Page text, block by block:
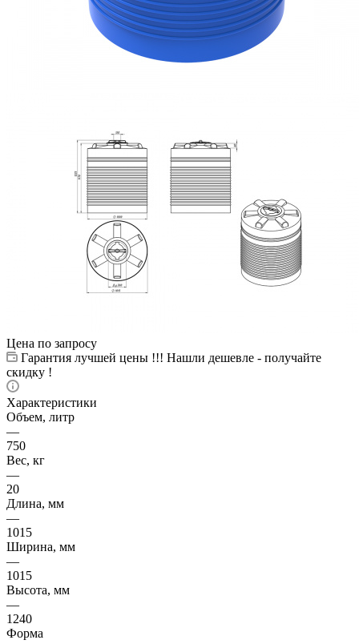
Цена по запросу
Гарантия лучшей цены !!! Нашли дешевле - получайте
скидку !
Характеристики
Объем, литр
—
750
Вес, кг
—
20
Длина, мм
—
1015
Ширина, мм
—
1015
Высота, мм
—
1240
Форма